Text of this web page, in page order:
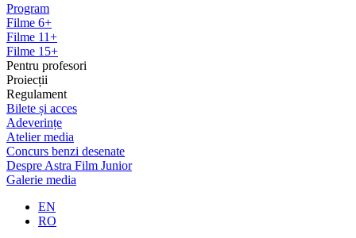
Program
Filme 6+
Filme 11+
Filme 15+
Pentru profesori
Proiecții
Regulament
Bilete și acces
Adeverințe
Atelier media
Concurs benzi desenate
Despre Astra Film Junior
Galerie media
EN
RO